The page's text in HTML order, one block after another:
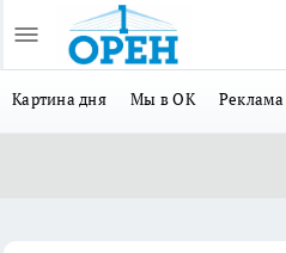
Картина дня Мы в ОК